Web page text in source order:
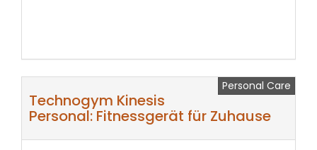
Personal Care
Technogym Kinesis
Personal: Fitnessgerät für Zuhause